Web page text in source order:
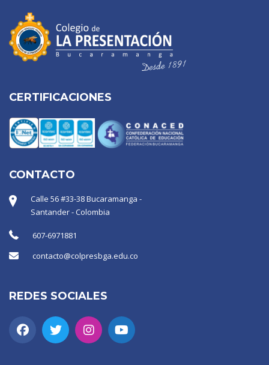
CERTIFICACIONES
CONTACTO
Calle 56 #33-38 Bucaramanga -
Santander - Colombia
607-6971881
contacto@colpresbga.edu.co
REDES SOCIALES